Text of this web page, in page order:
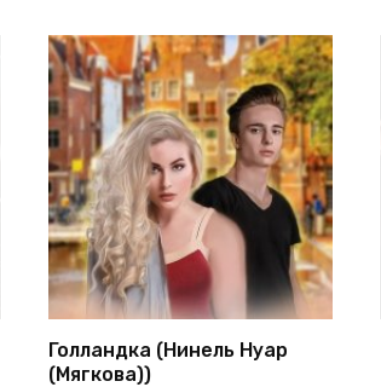
Голландка (Нинель Нуар
(Мягкова))